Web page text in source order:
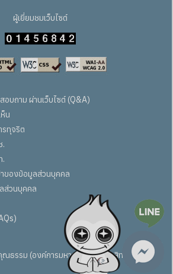
ผู้เยี่ยมชมเว็บไซต์
บถาม ผ่านเว็บไซต์ (Q&A)
น
รทุจริต
.
.
ของข้อมูลส่วนบุคคล
ส่วนบุคคล
ธรรม (องค์การมหาชน) สงวนลิขสิทธิ์ทั้งหมด